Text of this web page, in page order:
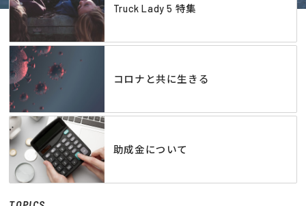
Truck Lady 5 特集
コロナと共に生きる
助成金について